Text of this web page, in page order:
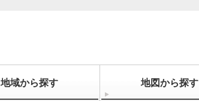
地域から探す 地図から探す